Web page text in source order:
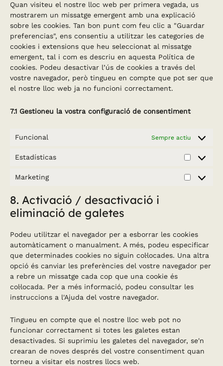
Quan visiteu el nostre lloc web per primera vegada, us
mostrarem un missatge emergent amb una explicació
sobre les cookies. Tan bon punt com feu clic a "Guardar
preferencias", ens consentiu a utilitzar les categories de
cookies i extensions que heu seleccionat al missatge
emergent, tal i com es descriu en aquesta Política de
cookies. Podeu desactivar l’ús de cookies a través del
vostre navegador, però tingueu en compte que pot ser que
el nostre lloc web ja no funcioni correctament.
7.1 Gestioneu la vostra configuració de consentiment
Funcional Sempre actiu
Estadísticas
Marketing
8. Activació / desactivació i
eliminació de galetes
Podeu utilitzar el navegador per a esborrar les cookies
automàticament o manualment. A més, podeu especificar
que determinades cookies no siguin col·locades. Una altra
opció és canviar les preferències del vostre navegador per
a rebre un missatge cada cop que una cookie és
col·locada. Per a més informació, podeu consultar les
instruccions a l'Ajuda del vostre navegador.
Tingueu en compte que el nostre lloc web pot no
funcionar correctament si totes les galetes estan
desactivades. Si suprimiu les galetes del navegador, se'n
crearan de noves després del vostre consentiment quan
torneu a visitar els nostres llocs web.